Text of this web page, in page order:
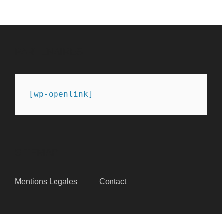
[wp-openlink]
Mentions Légales Contact